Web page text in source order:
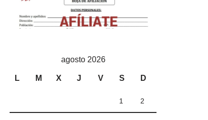
agosto 2026
L M X J V S D
1 2